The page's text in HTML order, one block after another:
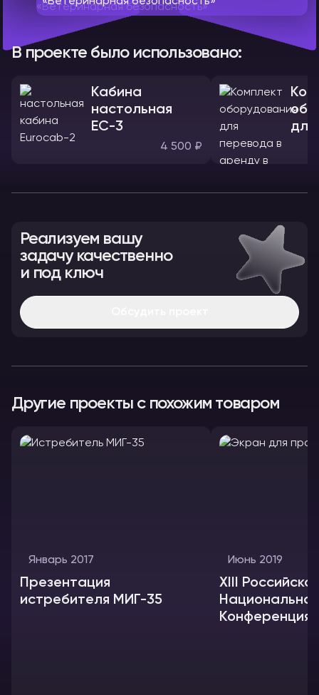
В проекте было использовано:
Кабина
настольная
ЕС-3
4 500 ₽
Реализуем вашу
задачу качественно
и под ключ
Другие проекты с похожим товаром
Январь 2017
Презентация
истребителя МИГ-35
Июнь 2019
XIII
Национальная
Конференция